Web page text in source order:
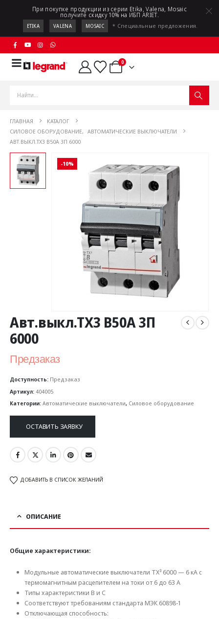
При покупке продукции из серии Etika, Valena, Mosaic
получите скидку 10% на ИБП ARIET.
ETIKA VALENA MOSAIC * Специальные предложения.
0
ГЛАВНАЯ
КАТАЛОГ
СИЛОВОЕ ОБОРУДОВАНИЕ, АВТОМАТИЧЕСКИЕ ВЫКЛЮЧАТЕЛИ
АВТ.ВЫКЛ.TX3 B50A 3П 6000
-10%
Авт.выкл.TX3 B50A 3П
6000
Предзаказ
Доступность: Предзаказ
Артикул: 404005
Категории: Автоматические выключатели, Силовое оборудование
ОСТАВИТЬ ЗАЯВКУ
ДОБАВИТЬ В СПИСОК ЖЕЛАНИЙ
ОПИСАНИЕ
Общие характеристики:
Модульные автоматические выключатели TX³ 6000 — 6 кА с
термомагнитным расцепителем на токи от 6 до 63 А
Типы характеристики В и C
Соответствуют требованиям стандарта МЭК 60898-1
Отключающая способность: